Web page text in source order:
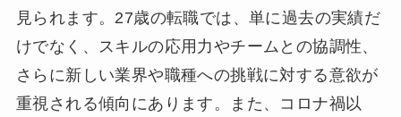
見られます。27歳の転職では、単に過去の実績だ
けでなく、スキルの応用力やチームとの協調性、
さらに新しい業界や職種への挑戦に対する意欲が
重視される傾向にあります。また、コロナ禍以